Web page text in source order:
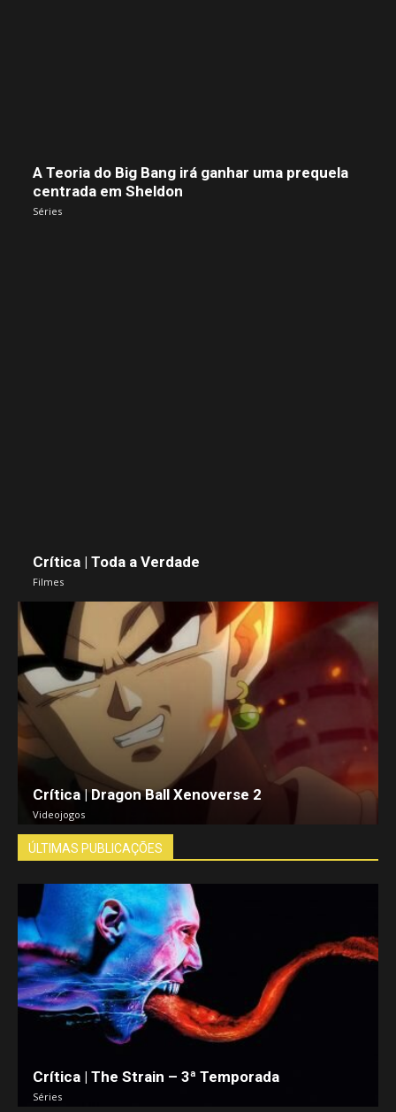
A Teoria do Big Bang irá ganhar uma prequela
centrada em Sheldon
Séries
Crítica | Toda a Verdade
Filmes
Crítica | Dragon Ball Xenoverse 2
Videojogos
ÚLTIMAS PUBLICAÇÕES
Crítica | The Strain – 3ª Temporada
Séries